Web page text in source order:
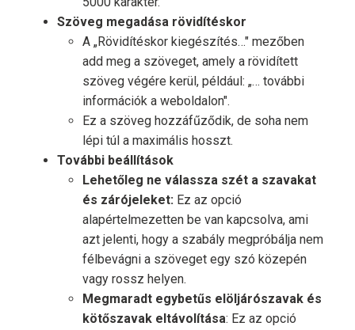
Szöveg megadása rövidítéskor
A „Rövidítéskor kiegészítés…" mezőben
add meg a szöveget, amely a rövidített
szöveg végére kerül, például: „… további
információk a weboldalon".
Ez a szöveg hozzáfűződik, de soha nem
lépi túl a maximális hosszt.
További beállítások
Lehetőleg ne válassza szét a szavakat
és zárójeleket: Ez az opció
alapértelmezetten be van kapcsolva, ami
azt jelenti, hogy a szabály megpróbálja nem
félbevágni a szöveget egy szó közepén
vagy rossz helyen.
Megmaradt egybetűs elöljárószavak és
kötőszavak eltávolítása: Ez az opció